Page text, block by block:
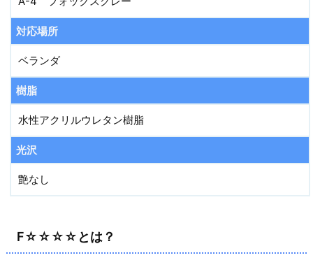
対応場所
ベランダ
樹脂
水性アクリルウレタン樹脂
光沢
艶なし
F☆☆☆☆とは？